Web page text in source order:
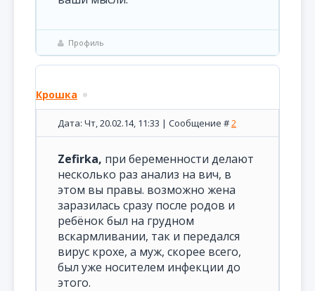
Профиль
Крошка
Дата: Чт, 20.02.14, 11:33 | Сообщение #2
Zefirka, при беременности делают
несколько раз анализ на вич, в
этом вы правы. возможно жена
заразилась сразу после родов и
ребёнок был на грудном
вскармливании, так и передался
вирус крохе, а муж, скорее всего,
был уже носителем инфекции до
этого.